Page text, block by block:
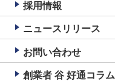
採用情報
ニュースリリース
お問い合わせ
創業者 谷 好通コラム